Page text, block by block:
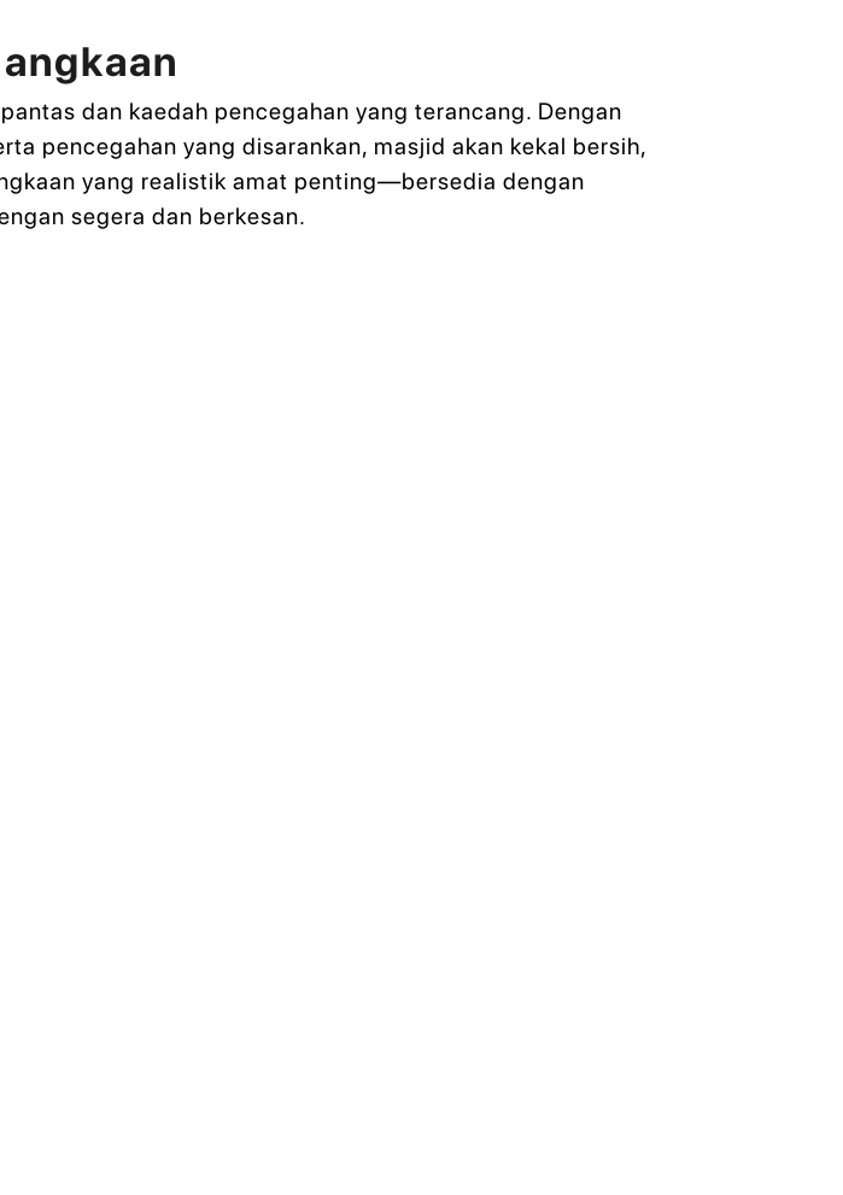
dan kaedah pencegahan yang terancang. Dengan
pencegahan yang disarankan, masjid akan kekal bersih,
yang realistik amat penting—bersedia dengan
segera dan berkesan.